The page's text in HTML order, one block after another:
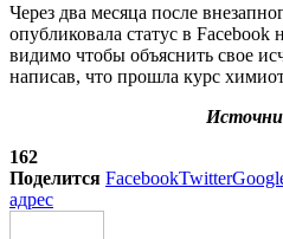
Через два месяца после
опубликовала статус в Facebook
видимо чтобы объяснить свое
написав, что прошла курс
162
Поделится FacebookTwitter
адрес